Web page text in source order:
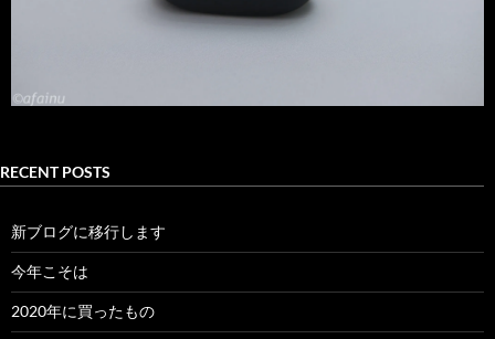
RECENT POSTS
新ブログに移行します
今年こそは
2020年に買ったもの